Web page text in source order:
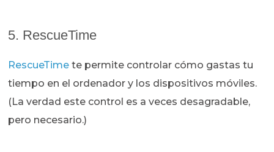
5. RescueTime
RescueTime te permite controlar cómo gastas tu
tiempo en el ordenador y los dispositivos móviles.
(La verdad este control es a veces desagradable,
pero necesario.)